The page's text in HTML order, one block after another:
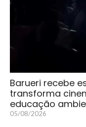
Barueri recebe
transforma
educação
05/08/2026